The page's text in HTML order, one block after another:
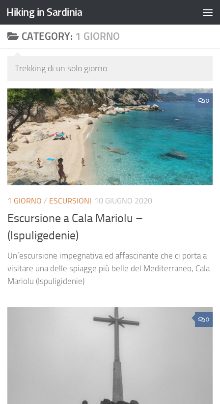
Hiking in Sardinia
CATEGORY: 1 GIORNO
Trekking di un solo giorno
0
1 GIORNO / ESCURSIONI 10 GIUGNO 2020
Escursione a Cala Mariolu –
(Ispuligedenie)
Un’escursione impegnativa ed affascinante che ci porta a
visitare una delle spiagge più belle del Mediterraneo, Cala
Mariolu (Ispuligidenie)
0